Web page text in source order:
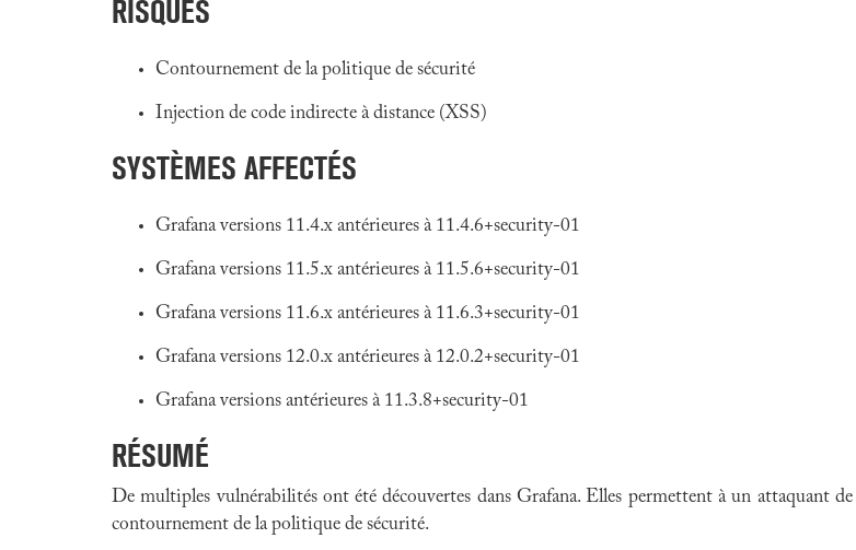
RISQUES
Contournement de la politique de sécurité
Injection de code indirecte à distance (XSS)
SYSTÈMES AFFECTÉS
Grafana versions 11.4.x antérieures à 11.4.6+security-01
Grafana versions 11.5.x antérieures à 11.5.6+security-01
Grafana versions 11.6.x antérieures à 11.6.3+security-01
Grafana versions 12.0.x antérieures à 12.0.2+security-01
Grafana versions antérieures à 11.3.8+security-01
RÉSUMÉ
De multiples vulnérabilités ont été découvertes dans Grafana. Elles permettent à un attaquant
contournement de la politique de sécurité.